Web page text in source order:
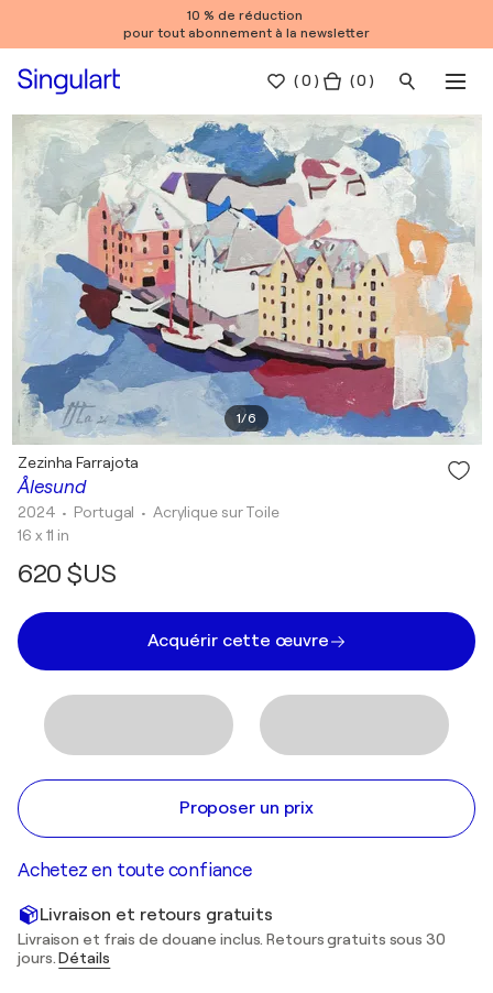
10 % de réduction
pour tout abonnement à la newsletter
(0 ) ( 0 )
1/6
Ålesund
Zezinha Farrajota
2024 • Portugal • Acrylique sur Toile
16 x 11 in
620 $US
Acquérir cette œuvre
Proposer un prix
Achetez en toute confiance
Livraison et retours gratuits
Livraison et frais de douane inclus. Retours gratuits sous 30
jours.Détails